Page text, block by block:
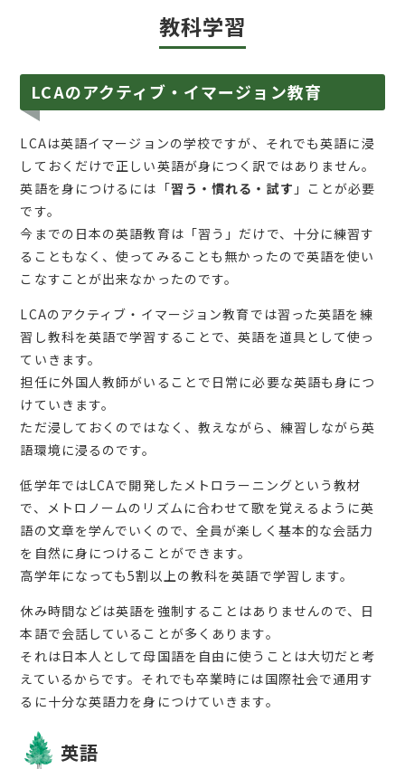
教科学習
LCAのアクティブ・イマージョン教育
LCAは英語イマージョンの学校ですが、それでも英語に浸
しておくだけで正しい英語が身につく訳ではありません。
英語を身につけるには「習う・慣れる・試す 」ことが必要
です。
今までの日本の英語教育は「習う」だけで、十分に練習す
ることもなく、使ってみることも無かったので英語を使い
こなすことが出来なかったのです。
LCAのアクティブ・イマージョン教育では習った英語を練
習し教科を英語で学習することで、英語を道具として使っ
ていきます。
担任に外国人教師がいることで日常に必要な英語も身につ
けていきます。
ただ浸しておくのではなく、教えながら、練習しながら英
語環境に浸るのです。
低学年ではLCAで開発したメトロラーニングという教材
で、メトロノームのリズムに合わせて歌を覚えるように英
語の文章を学んでいくので、全員が楽しく基本的な会話力
を自然に身につけることができます。
高学年になっても5割以上の教科を英語で学習します。
休み時間などは英語を強制することはありませんので、日
本語で会話していることが多くあります。
それは日本人として母国語を自由に使うことは大切だと考
えているからです。それでも卒業時には国際社会で通用す
るに十分な英語力を身につけていきます。
英語